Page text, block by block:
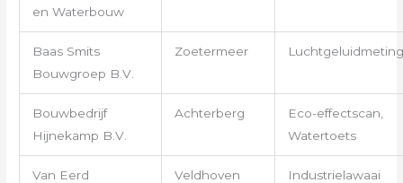
en Waterbouw
Baas Smits
Bouwgroep B.V.
Zoetermeer Luchtgeluidmeting
Bouwbedrijf
Hijnekamp B.V.
Achterberg
Eco-effectscan,
Watertoets
Van Eerd
Veldhoven Industrielawaai